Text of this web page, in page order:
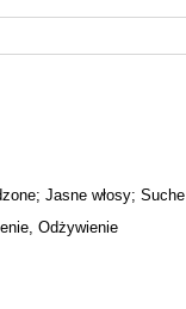
Jasne włosy; Suche
Odżywienie